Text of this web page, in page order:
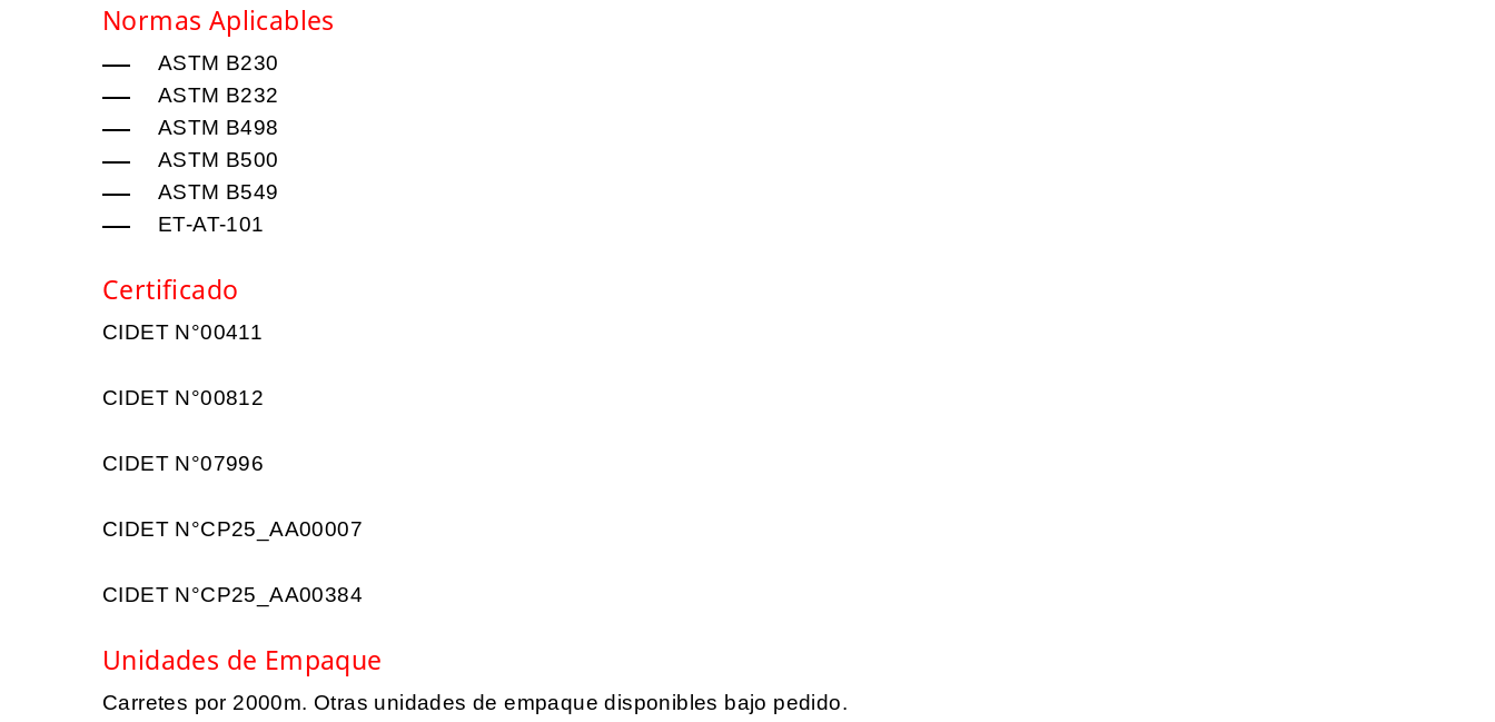
Normas Aplicables
ASTM B230
ASTM B232
ASTM B498
ASTM B500
ASTM B549
ET-AT-101
Certificado
CIDET N°00411
CIDET N°00812
CIDET N°07996
CIDET N°CP25_AA00007
CIDET N°CP25_AA00384
Unidades de Empaque
Carretes por 2000m. Otras unidades de empaque disponibles bajo pedido.